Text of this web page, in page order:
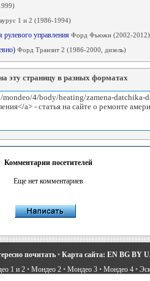
1 и 2 (1986-1994)
рулевого управления Форд Фьюжн (2002-2012)
Форд Транзит 2 (1986-2000, дизель)
эту страницу в разных форматах
Комментарии посетителей
Еще нет комментариев
почитать • Карта сайта: EN BG BY
1 и 2 • Мондео 2 • Мондео 3 • Мондео 4 •